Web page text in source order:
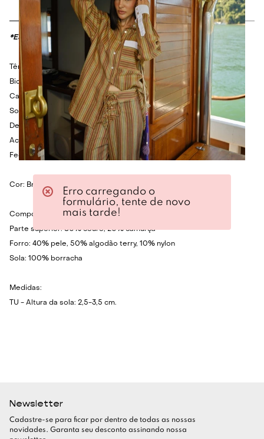
Descrição Composição
*Este calçado utiliza numeração brasileira.
Tênis em couro.
Bico redondo microperfurado.
Cano curto.
Sola de borracha.
Detalhes de etiqueta bordada na língua e colarinho acolchoado.
Acabamento em camurça de cor contrastante.
Fechamento em amarração de cadarços.
Cor: Branco e marrom.
Composição:
Parte superior: 80% couro, 20% camurça
Forro: 40% pele, 50% algodão terry, 10% nylon
Sola: 100% borracha
Medidas:
TU - Altura da sola: 2,5-3,5 cm.
Newsletter
Cadastre-se para ficar por dentro de todas as nossas
novidades. Garanta seu desconto assinando nossa
Erro carregando o
formulário, tente de novo
mais tarde!